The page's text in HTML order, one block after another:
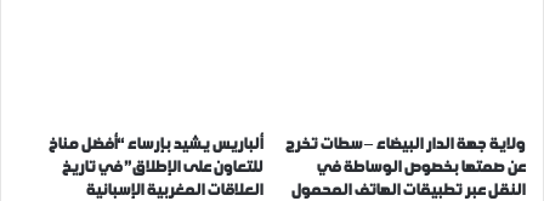
ولاية جهة الدار البيضاء – سطات تخرج
عن صمتها بخصوص الوساطة في
النقل عبر تطبيقات الهاتف المحمول
ألباريس يشيد بإرساء “أفضل مناخ
للتعاون على الإطلاق” في تاريخ
العلاقات المغربية الإسبانية